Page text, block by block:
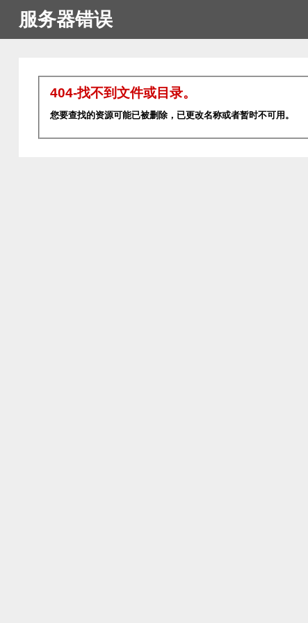
服务器错误
404-找不到文件或目录。
您要查找的资源可能已被删除，已更改名称或者暂时不可用。